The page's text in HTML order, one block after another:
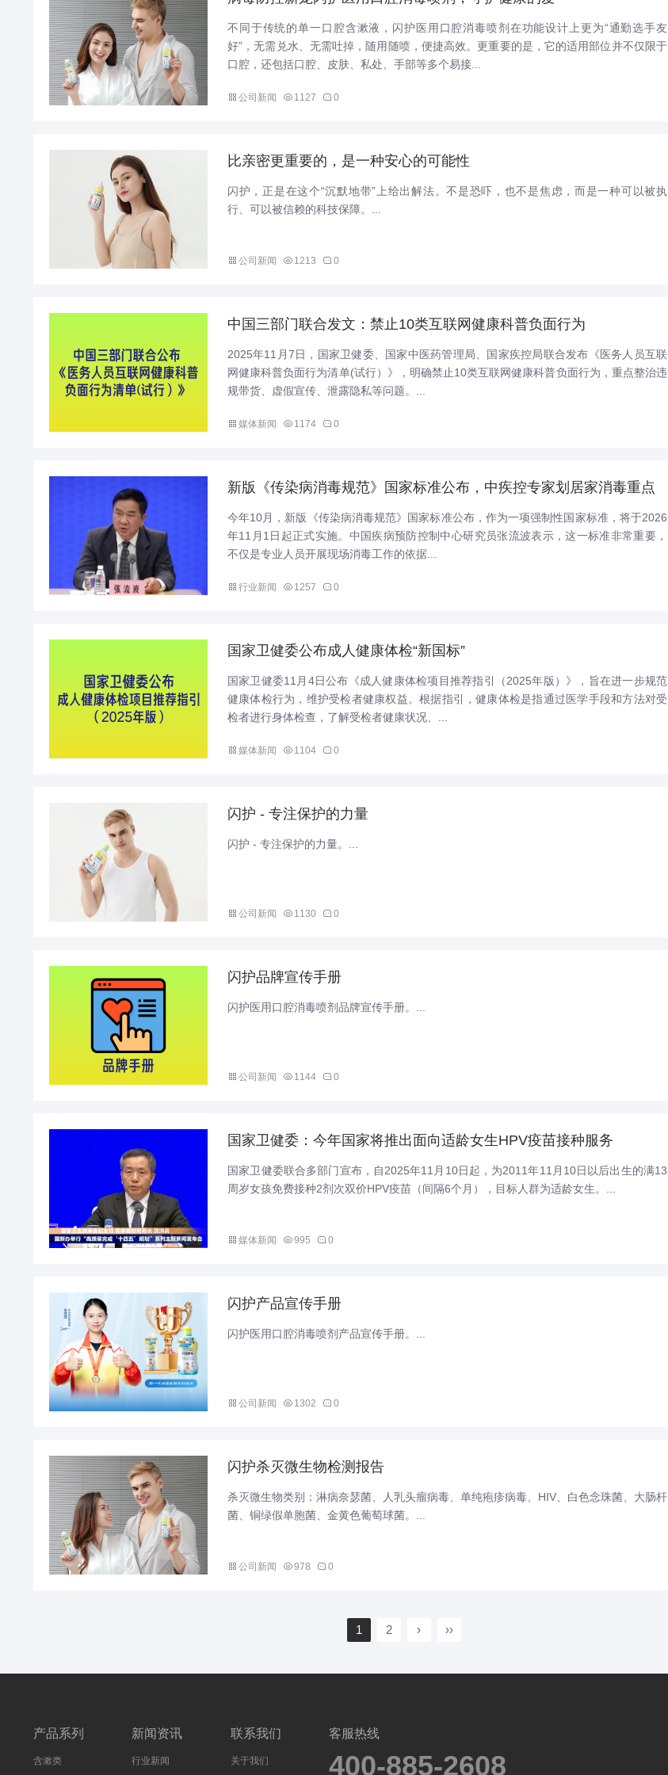
不同于传统的单一口腔含漱液，闪护医用口腔消毒喷剂在功能设计上更为“通勤选手友
好”，无需兑水、无需吐掉，随用随喷，便捷高效。更重要的是，它的适用部位并不仅限于
口腔，还包括口腔、皮肤、私处、手部等多个易接...
公司新闻 1127 0
比亲密更重要的，是一种安心的可能性
闪护，正是在这个“沉默地带”上给出解法。不是恐吓，也不是焦虑，而是一种可以被执
行、可以被信赖的科技保障。...
公司新闻 1213 0
中国三部门联合发文：禁止10类互联网健康科普负面行为
2025年11月7日，国家卫健委、国家中医药管理局、国家疾控局联合发布《医务人员互联
网健康科普负面行为清单(试行）》，明确禁止10类互联网健康科普负面行为，重点整治违
规带货、虚假宣传、泄露隐私等问题。...
媒体新闻 1174 0
新版《传染病消毒规范》国家标准公布，中疾控专家划居家消毒重点
今年10月，新版《传染病消毒规范》国家标准公布，作为一项强制性国家标准，将于2026
年11月1日起正式实施。中国疾病预防控制中心研究员张流波表示，这一标准非常重要，
不仅是专业人员开展现场消毒工作的依据...
行业新闻 1257 0
国家卫健委公布成人健康体检“新国标”
国家卫健委11月4日公布《成人健康体检项目推荐指引（2025年版）》，旨在进一步规范
健康体检行为，维护受检者健康权益。根据指引，健康体检是指通过医学手段和方法对受
检者进行身体检查，了解受检者健康状况、...
媒体新闻 1104 0
闪护 - 专注保护的力量
闪护 - 专注保护的力量。...
公司新闻 1130 0
闪护品牌宣传手册
闪护医用口腔消毒喷剂品牌宣传手册。...
公司新闻 1144 0
国家卫健委：今年国家将推出面向适龄女生HPV疫苗接种服务
‌国家卫健委联合多部门宣布，自2025年11月10日起，为2011年11月10日以后出生的满13
周岁女孩免费接种2剂次双价HPV疫苗‌（间隔6个月），目标人群为适龄女生。...
媒体新闻 995 0
闪护产品宣传手册
闪护医用口腔消毒喷剂产品宣传手册。...
公司新闻 1302 0
闪护杀灭微生物检测报告
杀灭微生物类别：淋病奈瑟菌、人乳头瘤病毒、单纯疱疹病毒、HIV、白色念珠菌、大肠杆
菌、铜绿假单胞菌、金黄色葡萄球菌。...
公司新闻 978 0
1 2 › ››
产品系列
含漱类
新闻资讯
行业新闻
联系我们
关于我们
客服热线
400-885-2608